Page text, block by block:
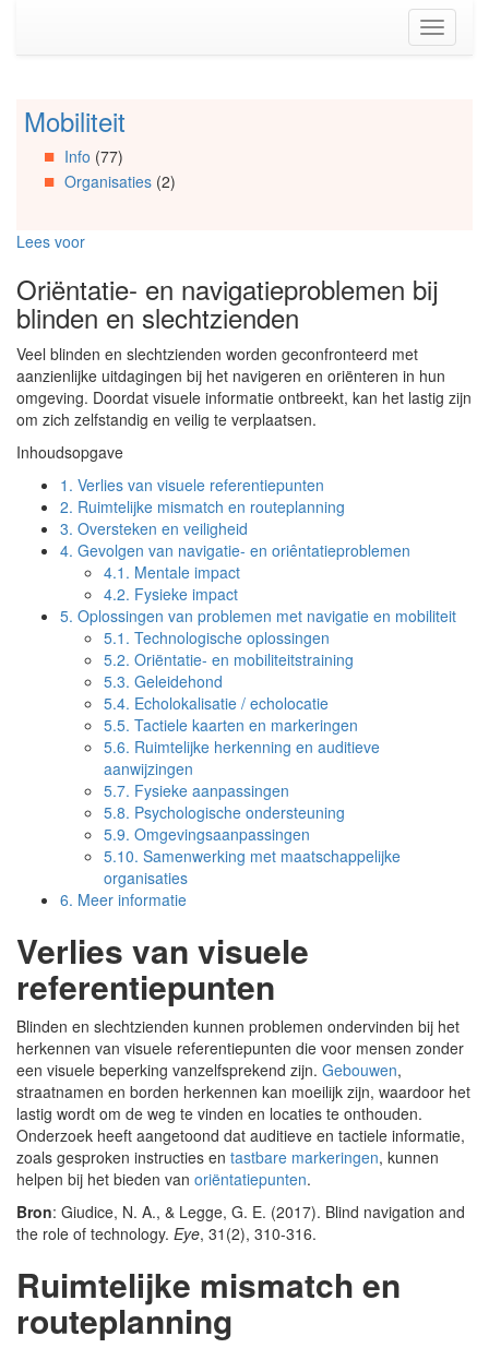
(Accesskey
Toggle
Spring
Artikels
Spring
Spring
Organisaties
Spring
Social
media
Mobiliteit
Info (77)
Organisaties(2)
Lees voor
Oriëntatie- en navigatieproblemen bij
blinden en slechtzienden
Veel blinden en slechtzienden worden geconfronteerd met
aanzienlijke uitdagingen bij het navigeren en oriënteren in hun
omgeving. Doordat visuele informatie ontbreekt, kan het lastig zijn
om zich zelfstandig en veilig te verplaatsen.
Inhoudsopgave
1. Verlies van visuele referentiepunten
2. Ruimtelijke mismatch en routeplanning
3. Oversteken en veiligheid
4. Gevolgen van navigatie- en oriêntatieproblemen
4.1. Mentale impact
4.2. Fysieke impact
5. Oplossingen van problemen met navigatie en mobiliteit
5.1. Technologische oplossingen
5.2. Oriëntatie- en mobiliteitstraining
5.3. Geleidehond
5.4. Echolokalisatie / echolocatie
5.5. Tactiele kaarten en markeringen
5.6. Ruimtelijke herkenning en auditieve
aanwijzingen
5.7. Fysieke aanpassingen
5.8. Psychologische ondersteuning
5.9. Omgevingsaanpassingen
5.10. Samenwerking met maatschappelijke
organisaties
6. Meer informatie
Verlies van visuele
referentiepunten
Blinden en slechtzienden kunnen problemen ondervinden bij het
herkennen van visuele referentiepunten die voor mensen zonder
een visuele beperking vanzelfsprekend zijn. Gebouwen,
straatnamen en borden herkennen kan moeilijk zijn, waardoor het
lastig wordt om de weg te vinden en locaties te onthouden.
Onderzoek heeft aangetoond dat auditieve en tactiele informatie,
zoals gesproken instructies en tastbare markeringen, kunnen
helpen bij het bieden van oriëntatiepunten.
Bron: Giudice, N. A., & Legge, G. E. (2017). Blind navigation and
the role of technology. Eye, 31(2), 310-316.
Ruimtelijke mismatch en
routeplanning